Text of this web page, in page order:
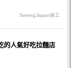
SeeingJapan員工
的人氣好吃拉麵店